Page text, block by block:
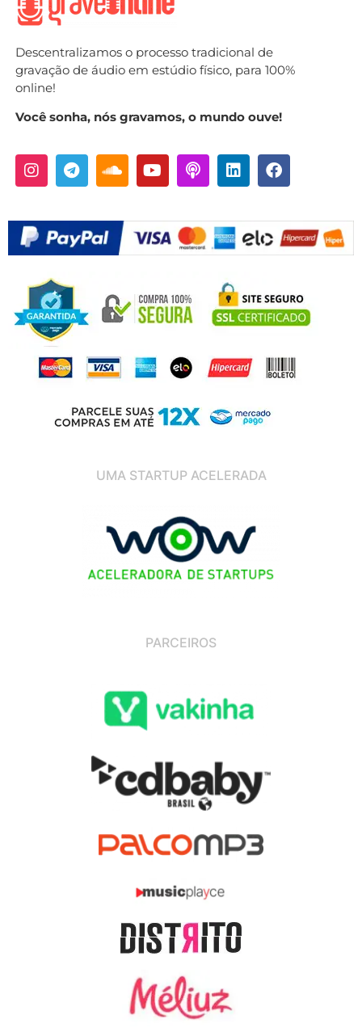
Descentralizamos o processo tradicional de
gravação de áudio em estúdio físico, para 100%
online!
Você sonha, nós gravamos, o mundo ouve!
UMA STARTUP ACELERADA
PARCEIROS